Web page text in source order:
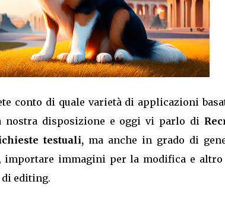
conto di quale varietà di applicazioni
nostra disposizione e oggi vi parlo di
testuali,ma anche in grado di
importare immagini per la modifica e
editing.